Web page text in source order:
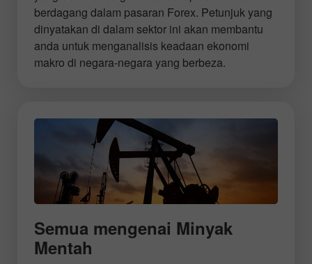
berdagang dalam pasaran Forex. Petunjuk yang
dinyatakan di dalam sektor ini akan membantu
anda untuk menganalisis keadaan ekonomi
makro di negara-negara yang berbeza.
Semua mengenai Minyak
Mentah